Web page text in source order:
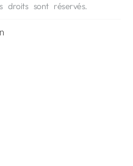
droits sont réservés.